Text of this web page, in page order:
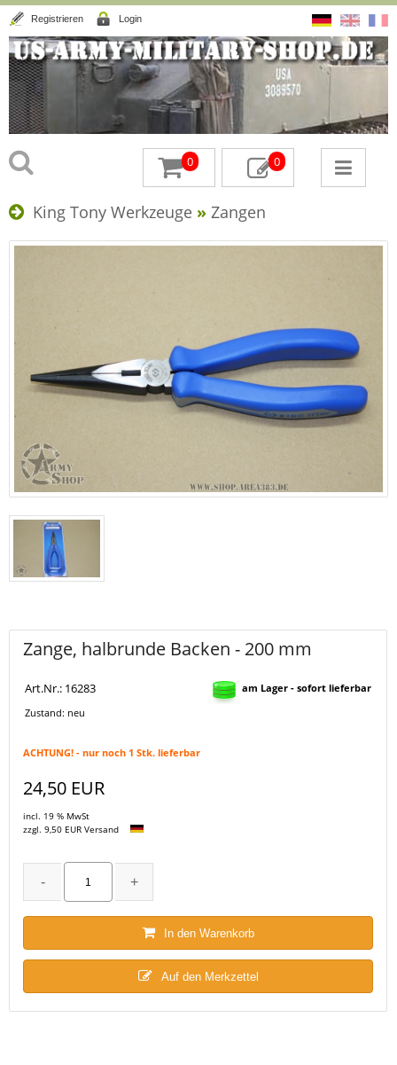
Registrieren Login
0 0
King Tony Werkzeuge » Zangen
Zange, halbrunde Backen - 200 mm
Art.Nr.: 16283
Zustand: neu
am Lager - sofort lieferbar
ACHTUNG! - nur noch 1 Stk. lieferbar
24,50 EUR
incl. 19 % MwSt
zzgl. 9,50 EUR Versand
In den Warenkorb
Auf den Merkzettel